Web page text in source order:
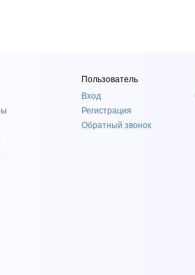
Пользователь
Вход
Регистрация
Обратный звонок